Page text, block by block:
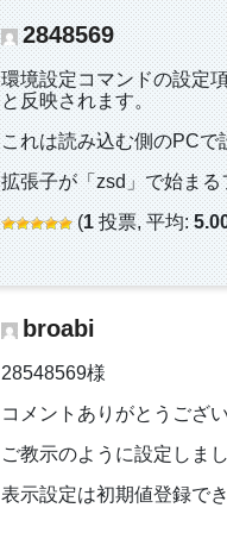
2848569
環境設定コマンドの設定
と反映されます。
これは読み込む側のPCで
拡張子が「zsd」で始ま
(1投票, 平均:
broabi
28548569様
コメントありがとうござい
ご教示のように設定しま
表示設定は初期値登録で